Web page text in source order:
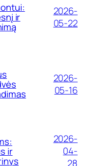
ir
2026-
05-22
2026-
05-16
ir
2026-
04-
28